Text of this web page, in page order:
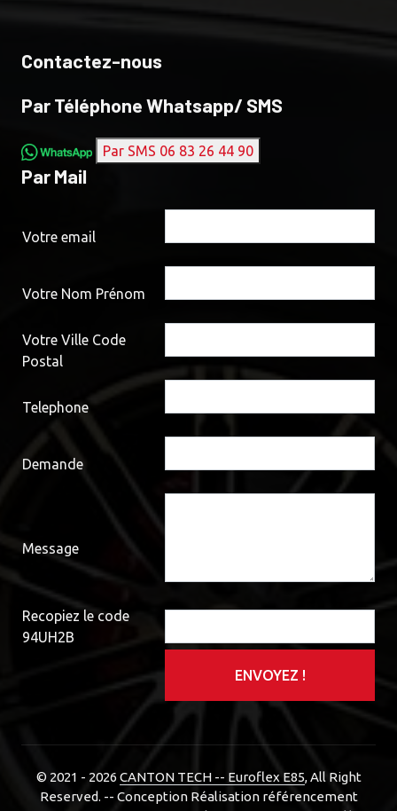
Contactez-nous
Par Téléphone Whatsapp/ SMS
Par SMS 06 83 26 44 90
Par Mail
Votre email
Votre Nom Prénom
Votre Ville Code
Postal
Telephone
Demande
Message
Recopiez le code
94UH2B
ENVOYEZ !
© 2021 - 2026 CANTON TECH -- Euroflex E85, All Right
Reserved. -- Conception Réalisation référencement